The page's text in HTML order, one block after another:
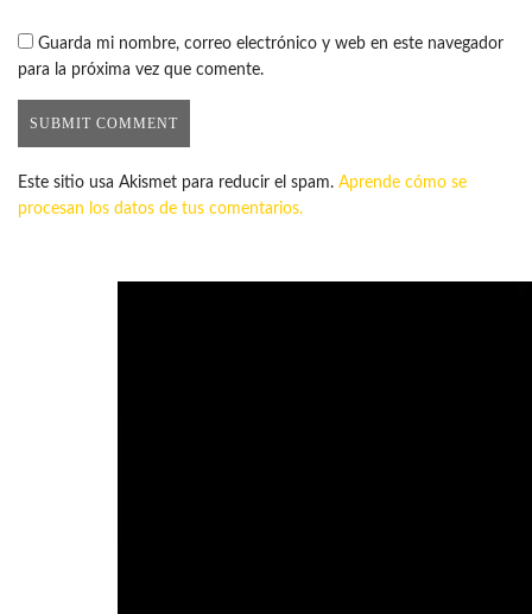
Guarda mi nombre, correo electrónico y web en este navegador
para la próxima vez que comente.
Este sitio usa Akismet para reducir el spam. Aprende cómo se
procesan los datos de tus comentarios.